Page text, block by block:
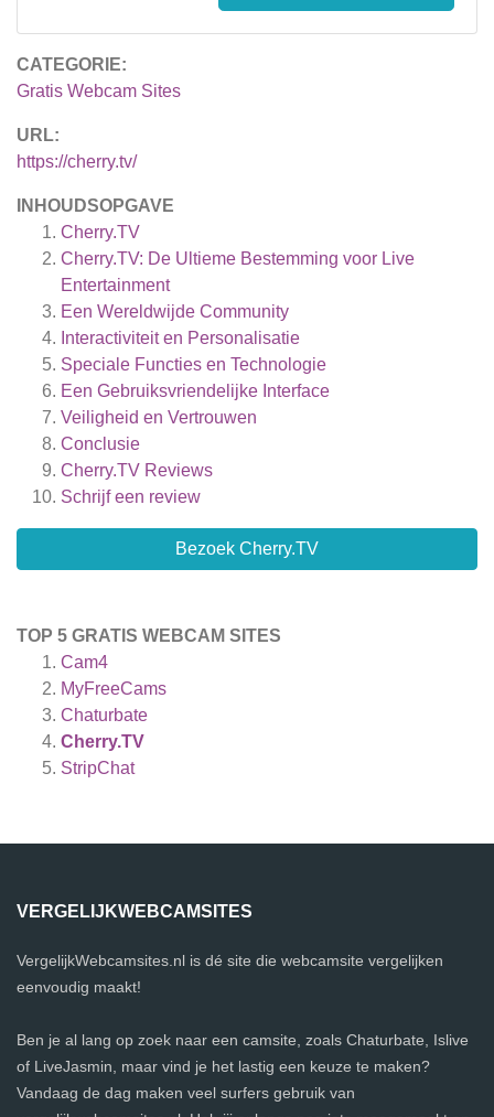
CATEGORIE:
Gratis Webcam Sites
URL:
https://cherry.tv/
INHOUDSOPGAVE
Cherry.TV
Cherry.TV: De Ultieme Bestemming voor Live
Entertainment
Een Wereldwijde Community
Interactiviteit en Personalisatie
Speciale Functies en Technologie
Een Gebruiksvriendelijke Interface
Veiligheid en Vertrouwen
Conclusie
Cherry.TV Reviews
Schrijf een review
Bezoek Cherry.TV
TOP 5 GRATIS WEBCAM SITES
Cam4
MyFreeCams
Chaturbate
Cherry.TV
StripChat
VERGELIJKWEBCAMSITES
VergelijkWebcamsites.nl is dé site die webcamsite vergelijken
eenvoudig maakt!
Ben je al lang op zoek naar een camsite, zoals Chaturbate, Islive
of LiveJasmin, maar vind je het lastig een keuze te maken?
Vandaag de dag maken veel surfers gebruik van